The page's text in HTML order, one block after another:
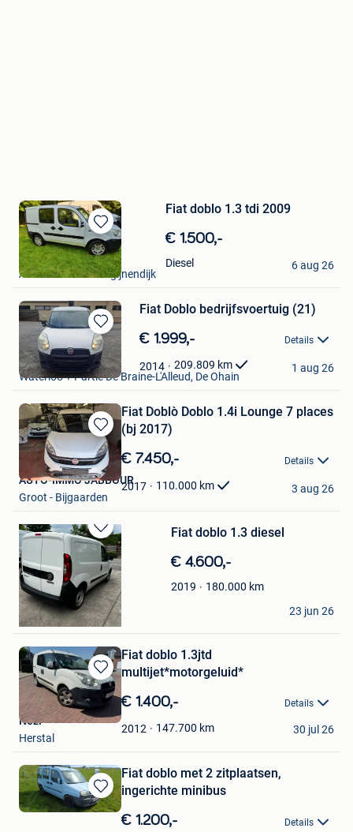
Bewaren
in
Mijn
Favorieten
Fiat doblo 1.3 tdi 2009
€ 1.500,-
Diesel
Diane
Aarschot + Deel Begijnendijk
6 aug 26
Bewaren
in
Mijn
Favorieten
Fiat Doblo bedrijfsvoertuig (21)
€ 1.999,- Details
2014 209.809 km
Taline Cars
Waterloo + Partie De Braine-L'Alleud, De Ohain
1 aug 26
Bewaren
in
Mijn
Favorieten
Fiat Doblò Doblo 1.4i Lounge 7 places
(bj 2017)
€ 7.450,- Details
2017 110.000 km
AUTO-IMMO JABBOUR
Groot - Bijgaarden
3 aug 26
Bewaren
Mijn
Favorieten
Fiat doblo 1.3 diesel
€ 4.600,-
2019 180.000 km
sami
Zoersel & Deel Brecht
23 jun 26
Bewaren
in
Mijn
Favorieten
Fiat doblo 1.3jtd
multijet*motorgeluid*
€ 1.400,- Details
2012 147.700 km
Nezi
Herstal
30 jul 26
Bewaren
in
Fiat doblo met 2 zitplaatsen,
ingerichte minibus
€ 1.200,- Details